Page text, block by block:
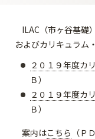
ILAC（市ヶ谷基礎
およびカリキュラム
２０１９年度カ
Ｂ）
２０１９年度カ
Ｂ）
案内はこちら （Ｐ